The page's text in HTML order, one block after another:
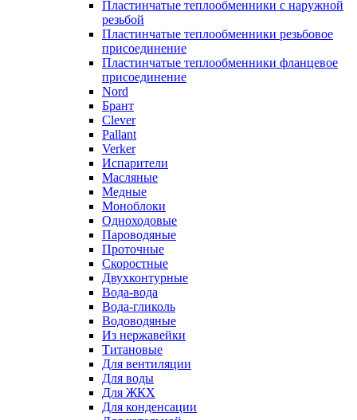
Пластинчатые теплообменники с наружной
резьбой
Пластинчатые теплообменники резьбовое
присоединение
Пластинчатые теплообменники фланцевое
присоединение
Nord
Брант
Clever
Pallant
Verker
Испарители
Масляные
Медные
Моноблоки
Одноходовые
Пароводяные
Проточные
Скоростные
Двухконтурные
Вода-вода
Вода-гликоль
Водоводяные
Из нержавейки
Титановые
Для вентиляции
Для воды
Для ЖКХ
Для конденсации